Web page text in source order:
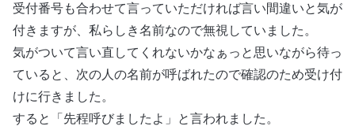
受付番号も合わせて言っていただければ言い間違いと気が
付きますが、私らしき名前なので無視していました。
気がついて言い直してくれないかなぁっと思いながら待っ
ていると、次の人の名前が呼ばれたので確認のため受け付
けに行きました。
すると「先程呼びましたよ」と言われました。